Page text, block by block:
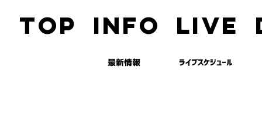
TOP INFO LIVE
最新情報 ライブスケジュール